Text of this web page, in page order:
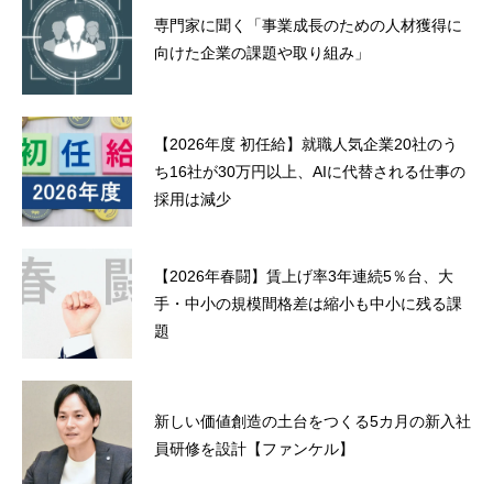
専門家に聞く「事業成長のための人材獲得に
向けた企業の課題や取り組み」
【2026年度 初任給】就職人気企業20社のう
ち16社が30万円以上、AIに代替される仕事の
採用は減少
【2026年春闘】賃上げ率3年連続5％台、大
手・中小の規模間格差は縮小も中小に残る課
題
新しい価値創造の土台をつくる5カ月の新入社
員研修を設計【ファンケル】